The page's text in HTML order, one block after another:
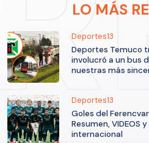
LO MÁS
Deportes13
Deportes Temuco
involucró a un bus
nuestras más
Deportes13
Goles del
Resumen, VIDEOS
internacional